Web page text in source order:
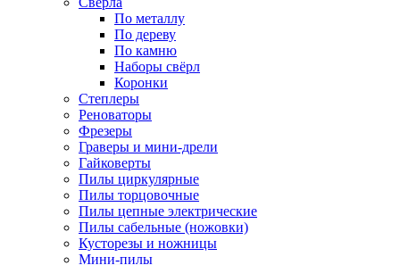
По металлу
По дереву
По камню
Наборы свёрл
Коронки
Степлеры
Реноваторы
Фрезеры
Граверы и мини-дрели
Гайковерты
Пилы циркулярные
Пилы торцовочные
Пилы цепные электрические
Пилы сабельные (ножовки)
Кусторезы и ножницы
Мини-пилы